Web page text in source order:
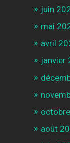
juin
mai
avril
janvier
août